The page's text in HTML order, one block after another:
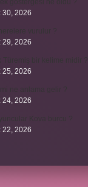
30, 2026
29, 2026
25, 2026
24, 2026
22, 2026